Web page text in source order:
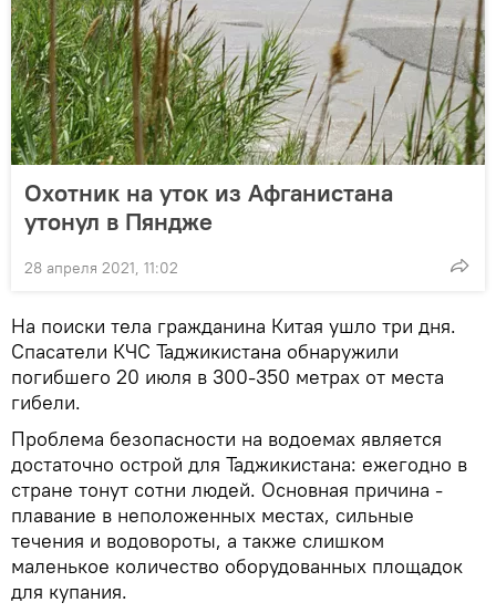
Охотник на уток из Афганистана
утонул в Пяндже
28 апреля 2021, 11:02
На поиски тела гражданина Китая ушло три дня.
Спасатели КЧС Таджикистана обнаружили
погибшего 20 июля в 300-350 метрах от места
гибели.
Проблема безопасности на водоемах является
достаточно острой для Таджикистана: ежегодно в
стране тонут сотни людей. Основная причина -
плавание в неположенных местах, сильные
течения и водовороты, а также слишком
маленькое количество оборудованных площадок
для купания.